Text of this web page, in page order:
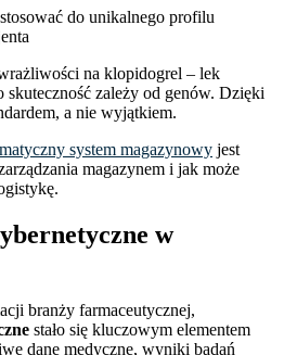
do unikalnego profilu
na klopidogrel – lek
zależy od genów. Dzięki
a nie wyjątkiem.
system magazynowy jest
magazynem i jak może
w
branży farmaceutycznej,
stało się kluczowym elementem
dane medyczne, wyniki badań